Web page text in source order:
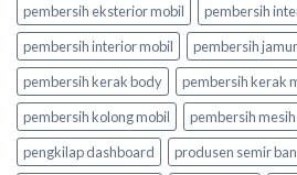
pembersih eksterior mobil
pembersih
pembersih interior mobil
pembersih
pembersih kerak body
pembersih kerak
pembersih kolong mobil
pembersih mesih
pengkilap dashboard
produsen semir ban